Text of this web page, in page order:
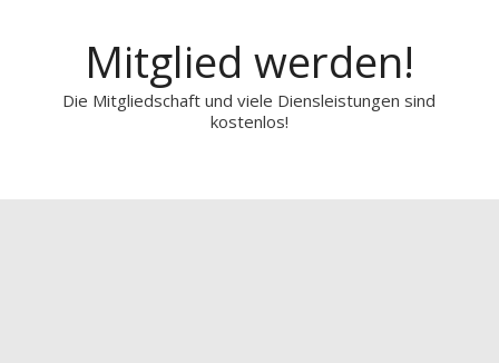
Mitglied werden!
Die Mitgliedschaft und viele Diensleistungen sind
kostenlos!